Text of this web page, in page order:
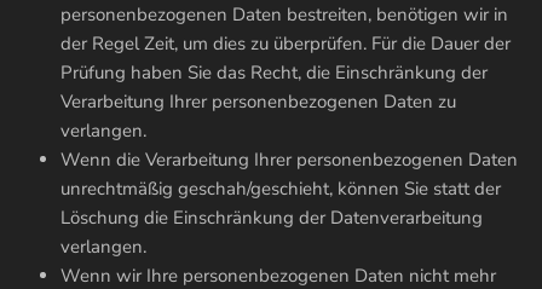
personenbezogenen Daten bestreiten, benötigen wir in
der Regel Zeit, um dies zu überprüfen. Für die Dauer der
Prüfung haben Sie das Recht, die Einschränkung der
Verarbeitung Ihrer personenbezogenen Daten zu
verlangen.
Wenn die Verarbeitung Ihrer personenbezogenen Daten
unrechtmäßig geschah/geschieht, können Sie statt der
Löschung die Einschränkung der Datenverarbeitung
verlangen.
Wenn wir Ihre personenbezogenen Daten nicht mehr